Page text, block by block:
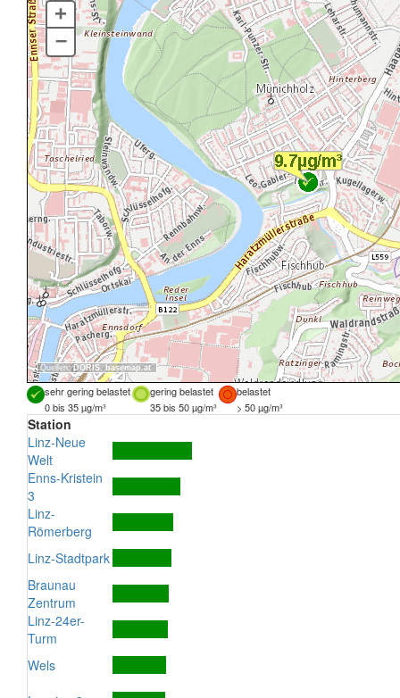
Quellen:DORIS, basemap.at
+
–
sehr gering belastet gering belastet
belastet
0 bis 35 µg/m³
35 bis 50 µg/m³ > 50 µg/m³
Station
Linz-Neue
Welt
Enns-Kristein
3
Linz-
Römerberg
Linz-Stadtpark
Braunau
Zentrum
Linz-24er-
Turm
Wels